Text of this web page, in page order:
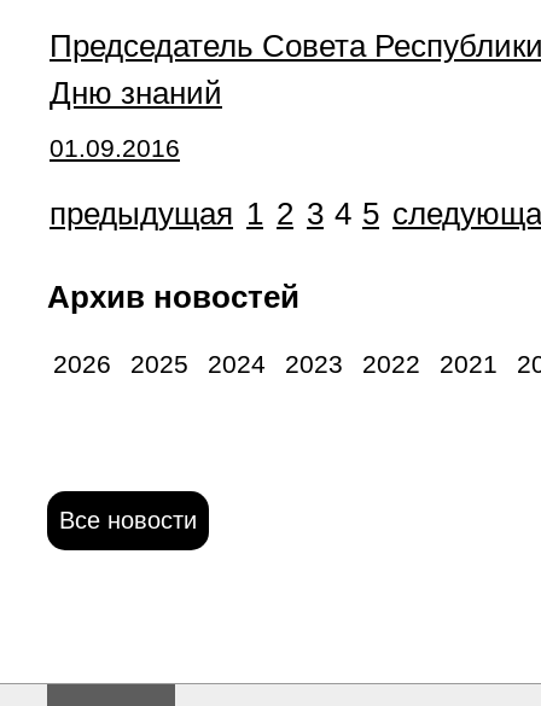
Председатель Совета
Дню знаний
01.09.2016
предыдущая 1 2 3 4 5
Архив новостей
2026 2025 2024 2023 2022 2021
Все новости